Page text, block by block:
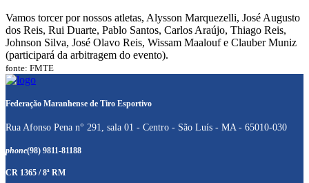
Vamos torcer por nossos atletas, Alysson Marquezelli, José Augusto
dos Reis, Rui Duarte, Pablo Santos, Carlos Araújo, Thiago Reis,
Johnson Silva, José Olavo Reis, Wissam Maalouf e Clauber Muniz
(participará da arbitragem do evento).
fonte: FMTE
Federação Maranhense de Tiro Esportivo
Rua Afonso Pena n° 291, sala 01 - Centro - São Luís - MA - 65010-030
phone(98) 9811-81188
CR 1365 / 8ª RM